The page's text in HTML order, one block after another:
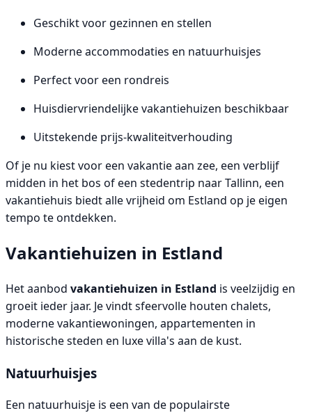
Geschikt voor gezinnen en stellen
Moderne accommodaties en natuurhuisjes
Perfect voor een rondreis
Huisdiervriendelijke vakantiehuizen beschikbaar
Uitstekende prijs-kwaliteitverhouding
Of je nu kiest voor een vakantie aan zee, een verblijf
midden in het bos of een stedentrip naar Tallinn, een
vakantiehuis biedt alle vrijheid om Estland op je eigen
tempo te ontdekken.
Vakantiehuizen in Estland
Het aanbod vakantiehuizen in Estland is veelzijdig en
groeit ieder jaar. Je vindt sfeervolle houten chalets,
moderne vakantiewoningen, appartementen in
historische steden en luxe villa's aan de kust.
Natuurhuisjes
Een natuurhuisje is een van de populairste